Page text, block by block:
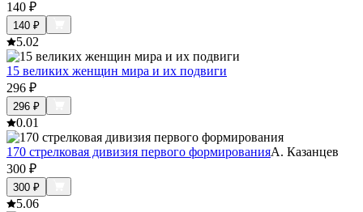
140 ₽
140 ₽
5.02
15 великих женщин мира и их подвиги
296 ₽
296 ₽
0.01
170 стрелковая дивизия первого формированияА. Казанцев
300 ₽
300 ₽
5.06